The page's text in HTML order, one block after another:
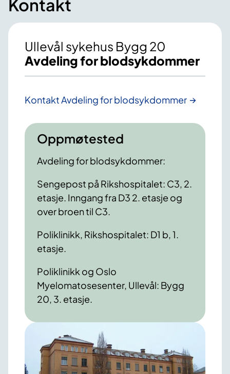
Kontakt
Ullevål sykehus Bygg 20
Avdeling for blodsykdommer
Kontakt Avdeling for blodsykdommer
Oppmøtested
Avdeling for blodsykdommer:
Sengepost på Rikshospitalet: C3, 2.
etasje. Inngang fra D3 2. etasje og
over broen til C3.
Poliklinikk, Rikshospitalet: D1 b, 1.
etasje.
Poliklinikk og Oslo
Myelomatosesenter, Ullevål: Bygg
20, 3. etasje.